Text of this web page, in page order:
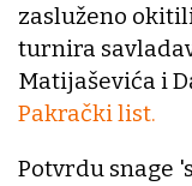
zasluženo
turnira
Matijaševića i
Pakrački list.
Potvrdu snage